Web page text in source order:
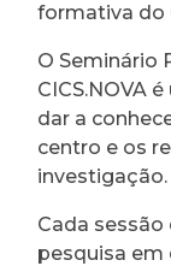
formativa do
O Seminário
CICS.NOVA
dar a
centro e os
investigação.
Cada
pesquisa em